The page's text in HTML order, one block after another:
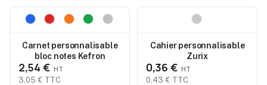
Nouveau
Carnet personnalisable
bloc notes Kefron
2,54 €
3,05 € TTC
Cahier personnalisable
Zurix
0,36 €
0,43 € TTC